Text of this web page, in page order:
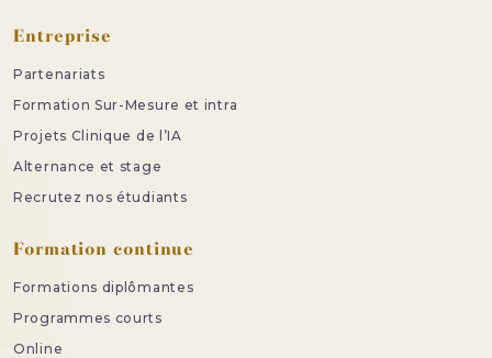
Entreprise
Partenariats
Formation Sur-Mesure et intra
Projets Clinique de l’IA
Alternance et stage
Recrutez nos étudiants
Formation continue
Formations diplômantes
Programmes courts
Online